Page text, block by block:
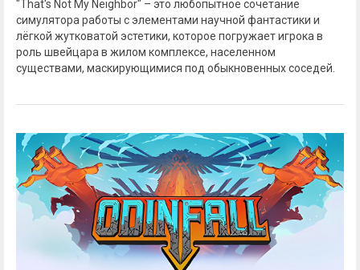
"That's Not My Neighbor" – это любопытное сочетание
симулятора работы с элементами научной фантастики и
лёгкой жутковатой эстетики, которое погружает игрока в
роль швейцара в жилом комплексе, населенном
существами, маскирующимися под обыкновенных соседей.